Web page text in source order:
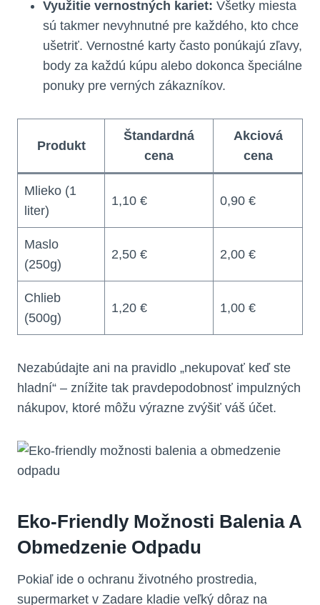
Využitie vernostných kariet: Všetky miesta
sú takmer nevyhnutné pre každého, kto chce
ušetriť. Vernostné karty často ponúkajú zľavy,
body za každú kúpu alebo dokonca špeciálne
ponuky pre verných zákazníkov.
Produkt
Štandardná
cena
Akciová
cena
Mlieko (1
liter)
1,10 € 0,90 €
Maslo
(250g)
2,50 € 2,00 €
Chlieb
(500g)
1,20 € 1,00 €
Nezabúdajte ani na pravidlo „nekupovať keď ste
hladní“ – znížite tak pravdepodobnosť impulzných
nákupov, ktoré môžu výrazne zvýšiť váš účet.
Eko-Friendly Možnosti Balenia A
Obmedzenie Odpadu
Pokiaľ ide o ochranu životného prostredia,
supermarket v Zadare kladie veľký dôraz na